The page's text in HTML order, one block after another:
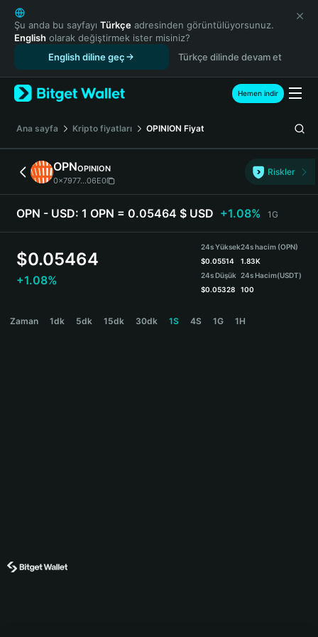
English
日本語
Tiếng Việt
Español (Latinoamérica)
Türkçe
Français
Deutsch
简体中文
繁體中文
Português (Portugal)
Bahasa Indonesia
ภาษาไทย
Español
Español (Argentina)
Şu anda bu sayfayı Türkçe adresinden görüntülüyorsunuz.
English olarak değiştirmek ister misiniz?
English diline geç
Türkçe dilinde devam et
Hemen indir
Ana sayfa Kripto fiyatları OPINION Fiyat
OPNOPINION
0x7977...06E0
Riskler
OPN - USD: 1 OPN = 0.05464 $ USD +1.08% 1G
$0.05464
+1.08%
24s Yüksek
$0.05514
24s Düşük
$0.05328
24s hacim (OPN)
1.83K
24s Hacim(USDT)
100
Zaman 1dk 5dk 15dk 30dk 1S 4S 1G 1H